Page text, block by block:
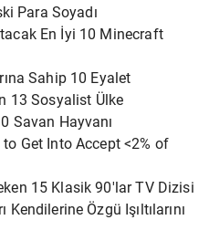
Para Soyadı
En İyi 10 Minecraft
Sahip 10 Eyalet
13 Sosyalist Ülke
Savan Hayvanı
Get Into Accept <2% of
15 Klasik 90'lar TV Dizisi
Özgü Işıltılarını